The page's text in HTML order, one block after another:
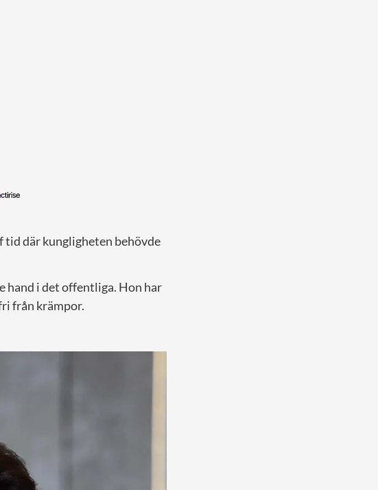
tid där kungligheten behövde
hand i det offentliga. Hon har
från krämpor.